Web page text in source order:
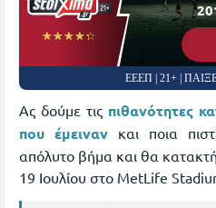
☆☆☆☆☆
★★★★★
ΕΕΕΠ | 21+ |
Ας δούμε τις πιθανότητες
που έμεινανκαι ποια
απόλυτο βήμα και θα
19 Ιουλίου στο MetLife